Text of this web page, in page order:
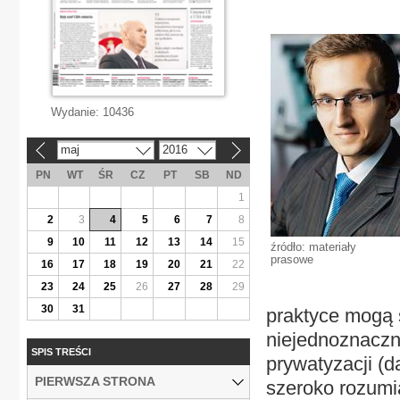
źródło: materiały
prasowe
praktyce
prywatyzacji
szeroko
Wydanie: 10436
maj 2016
PN WT ŚR CZ PT SB
ND
1
2
3 4 5 6 7
8
9
10 11 12 13 14
15
16
17 18 19 20 21
22
23
24 25 26 27 28
29
30
31
SPIS TREŚCI
PIERWSZA STRONA